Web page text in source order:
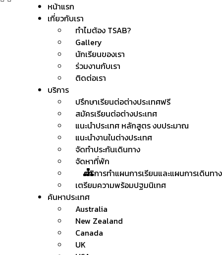
หน้าแรก
เกี่ยวกับเรา
ทำไมต้อง TSAB?
Gallery
นักเรียนของเรา
ร่วมงานกับเรา
ติดต่อเรา
บริการ
ปรึกษาเรียนต่อต่างประเทศฟรี
สมัครเรียนต่อต่างประเทศ
แนะนำประเทศ หลักสูตร งบประมาณ
แนะนำงานในต่างประเทศ
จัดทำประกันเดินทาง
จัดหาที่พัก
บริการทำแผนการเรียนและแผนการเดินทาง
เตรียมความพร้อมปฐมนิเทศ
ค้นหาประเทศ
Australia
New Zealand
Canada
UK